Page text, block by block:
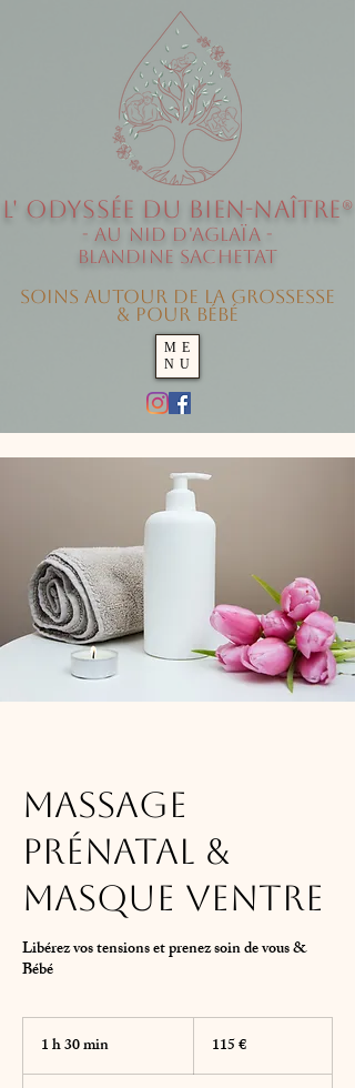
ME
NU
Soins autour de la grossesse
& pour Bébé
L' Odyssée du Bien-Naître®
- au Nid d'Aglaïa -
Blandine SACHETAT
Massage
prénatal &
masque ventre
Libérez vos tensions et prenez soin de vous &
Bébé
1 h 30 min
3
115 €